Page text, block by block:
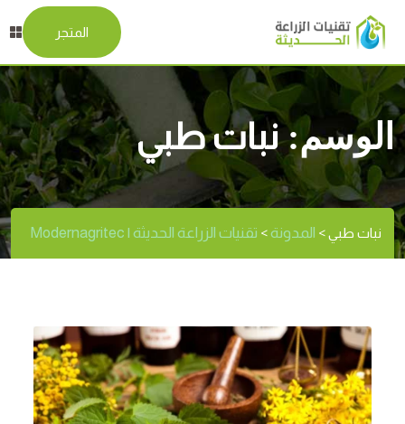
المتجر
الوسم:نبات طبي
نبات طبي> المدونة> تقنيات الزراعة الحديثة | Modernagritec